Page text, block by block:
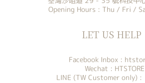
Opening Hours : Thu / Fri /
LET US HELP
Facebook Inbox :
Wechat : HTSTORE
LINE (TW Customer only) :